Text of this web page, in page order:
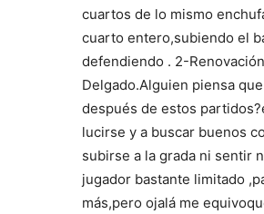
cuartos de lo mismo
cuarto entero,subiendo el
defendiendo . 2-
Delgado.Alguien piensa
después de estos
lucirse y a buscar buenos
subirse a la grada ni sentir
jugador bastante limitado
más,pero ojalá me